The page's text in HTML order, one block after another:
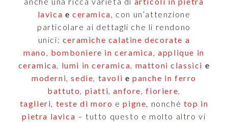
lavica eceramica
, con un’attenzione
particolare ai dettagli che li rendono
unici: ceramiche calatine decorate a
mano
bomboniere in ceramica ,applique in
ceramica
lumi in ceramica mattoni classici e
moderni ,sedie tavoli epanche in ferro
battuto
piatti ,anfore fioriere
taglieri teste di moro epigne , nonché top in
pietra lavica – tutto questo e molto altro vi